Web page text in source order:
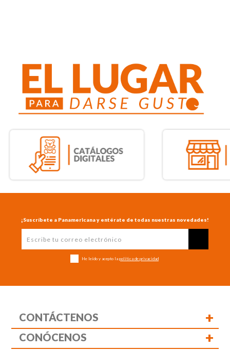
¡Suscríbete a Panamericana y entérate de todas nuestras novedades!
He leído y acepto la política de privacidad
CONTÁCTENOS +
CONÓCENOS +